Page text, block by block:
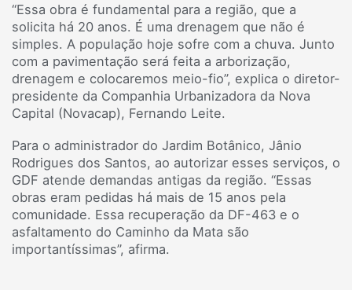
“Essa obra é fundamental para a região, que a
solicita há 20 anos. É uma drenagem que não é
simples. A população hoje sofre com a chuva. Junto
com a pavimentação será feita a arborização,
drenagem e colocaremos meio-fio”, explica o diretor-
presidente da Companhia Urbanizadora da Nova
Capital (Novacap), Fernando Leite.
Para o administrador do Jardim Botânico, Jânio
Rodrigues dos Santos, ao autorizar esses serviços, o
GDF atende demandas antigas da região. “Essas
obras eram pedidas há mais de 15 anos pela
comunidade. Essa recuperação da DF-463 e o
asfaltamento do Caminho da Mata são
importantíssimas”, afirma.